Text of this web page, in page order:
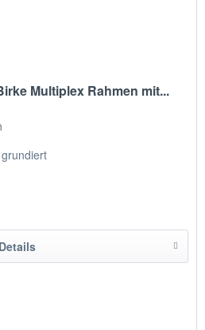
Multiplex Rahmen mit...
Details